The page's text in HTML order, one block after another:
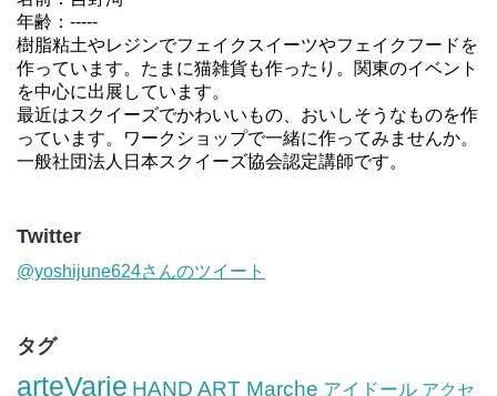
年齢：-----
樹脂粘土やレジンでフェイクスイーツやフェイクフードを
作っています。たまに猫雑貨も作ったり。関東のイベント
を中心に出展しています。
最近はスクイーズでかわいいもの、おいしそうなものを作
っています。ワークショップで一緒に作ってみませんか。
一般社団法人日本スクイーズ協会認定講師です。
Twitter
@yoshijune624さんのツイート
タグ
arteVarie HAND ART Marche アイドール アクセ